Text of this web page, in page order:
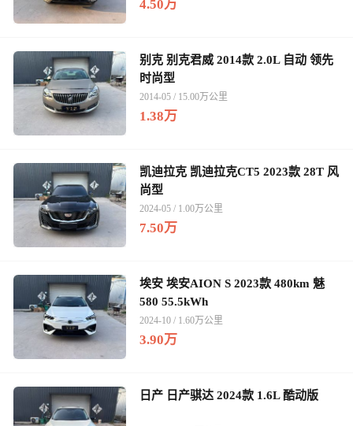
4.50万
别克 别克君威 2014款 2.0L 自动 领先
时尚型
2014-05 / 15.00万公里
1.38万
凯迪拉克 凯迪拉克CT5 2023款 28T 风
尚型
2024-05 / 1.00万公里
7.50万
埃安 埃安AION S 2023款 480km 魅
580 55.5kWh
2024-10 / 1.60万公里
3.90万
日产 日产骐达 2024款 1.6L 酷动版